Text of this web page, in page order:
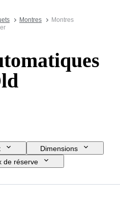
Montres
Montres
Dimensions
de réserve